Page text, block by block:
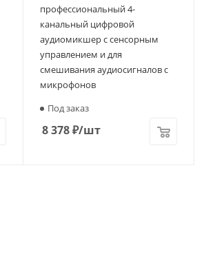
профессиональный 4-
канальный цифровой
аудиомикшер с сенсорным
управлением и для
смешивания аудиосигналов с
микрофонов
Под заказ
8 378₽/шт